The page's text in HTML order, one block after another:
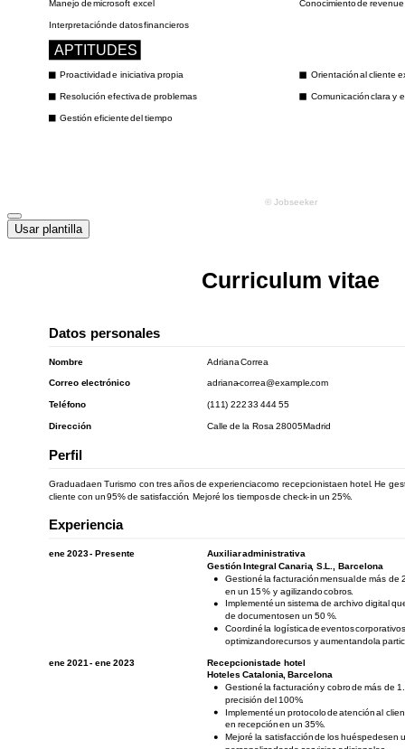
Usar plantilla